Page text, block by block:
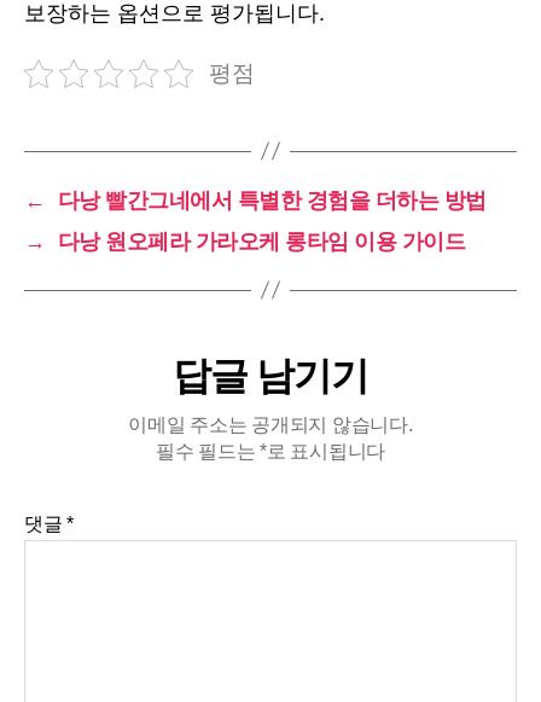
보장하는 옵션으로 평가됩니다.
평점
←
다낭 빨간그네에서 특별한 경험을 더하는 방법
→
다낭 원오페라 가라오케 롱타임 이용 가이드
답글 남기기
이메일 주소는 공개되지 않습니다.
필수 필드는*로 표시됩니다
댓글*